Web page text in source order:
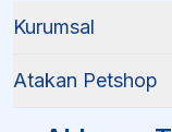
Kurumsal
Atakan Petshop